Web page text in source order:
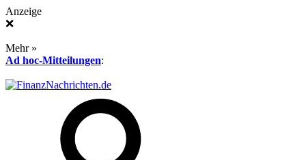
Anzeige
❌
Mehr »
Ad hoc-Mitteilungen: